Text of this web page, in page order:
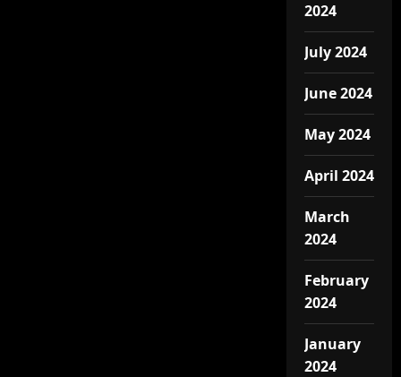
2024
July 2024
June 2024
May 2024
April 2024
March
2024
February
2024
January
2024